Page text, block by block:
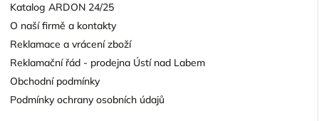
Katalog ARDON 24/25
O naší firmě a kontakty
Reklamace a vrácení zboží
Reklamační řád - prodejna Ústí nad Labem
Obchodní podmínky
Podmínky ochrany osobních údajů